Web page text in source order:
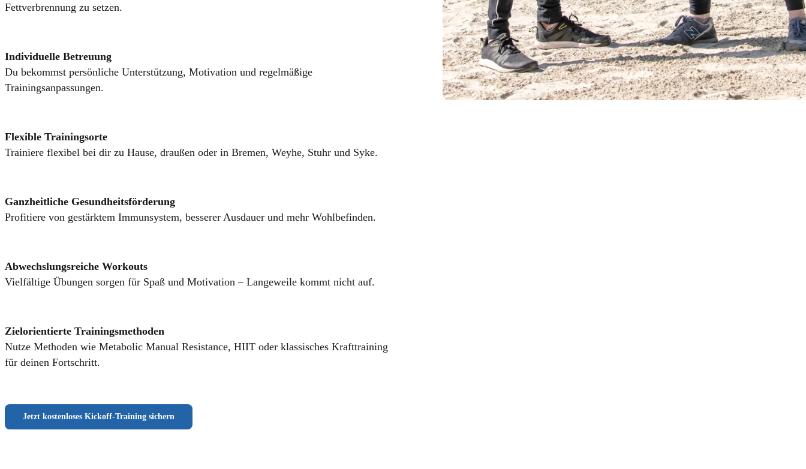
Fettverbrennung zu setzen.
Individuelle Betreuung
Du bekommst persönliche Unterstützung, Motivation und regelmäßige
Trainingsanpassungen.
Flexible Trainingsorte
Trainiere flexibel bei dir zu Hause, draußen oder in Bremen, Weyhe, Stuhr und Syke.
Ganzheitliche Gesundheitsförderung
Profitiere von gestärktem Immunsystem, besserer Ausdauer und mehr Wohlbefinden.
Abwechslungsreiche Workouts
Vielfältige Übungen sorgen für Spaß und Motivation – Langeweile kommt nicht auf.
Zielorientierte Trainingsmethoden
Nutze Methoden wie Metabolic Manual Resistance, HIIT oder klassisches Krafttraining
für deinen Fortschritt.
Jetzt kostenloses Kickoff-Training sichern